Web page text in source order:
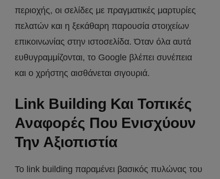
περιοχής, οι σελίδες με πραγματικές μαρτυρίες
πελατών και η ξεκάθαρη παρουσία στοιχείων
επικοινωνίας στην ιστοσελίδα. Όταν όλα αυτά
ευθυγραμμίζονται, το Google βλέπει συνέπεια
και ο χρήστης αισθάνεται σιγουριά.
Link Building Και Τοπικές
Αναφορές Που Ενισχύουν
Την Αξιοπιστία
Το link building παραμένει βασικός πυλώνας του